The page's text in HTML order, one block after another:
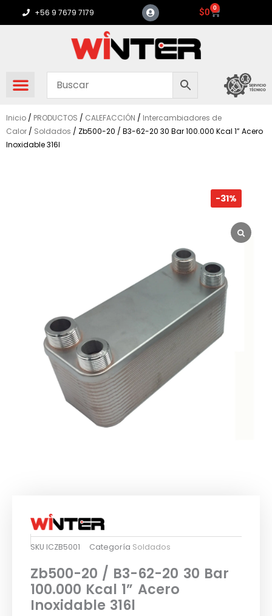
+56 9 7679 7179 $0 0
Carrito
Inicio / PRODUCTOS / CALEFACCIÓN / Intercambiadores de
Calor / Soldados / Zb500-20 / B3-62-20 30 Bar 100.000 Kcal 1” Acero
Inoxidable 316l
-31%
SKU ICZB5001 Categoría Soldados
Zb500-20 / B3-62-20 30 Bar
100.000 Kcal 1” Acero
Inoxidable 316l